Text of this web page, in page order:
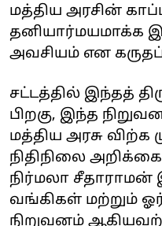
மத்திய அரசின்
தனியார்மயமாக்க
அவசியம் என
சட்டத்தில் இந்தத்
பிறகு, இந்த
மத்திய அரசு விற்க
நிதிநிலை
நிர்மலா
வங்கிகள் மற்றும்
நிறுவனம்